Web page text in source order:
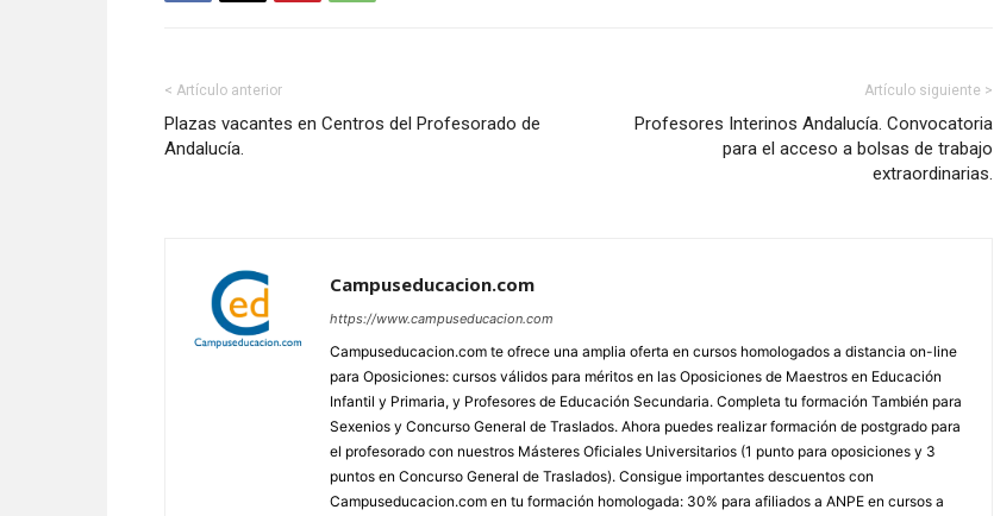
< Artículo anterior
Plazas vacantes en Centros del Profesorado de
Andalucía.
Artículo siguiente >
Profesores Interinos Andalucía. Convocatoria
para el acceso a bolsas de trabajo
extraordinarias.
Campuseducacion.com
https://www.campuseducacion.com
Campuseducacion.com te ofrece una amplia oferta en cursos homologados a distancia on-line
para Oposiciones: cursos válidos para méritos en las Oposiciones de Maestros en Educación
Infantil y Primaria, y Profesores de Educación Secundaria. Completa tu formación También para
Sexenios y Concurso General de Traslados. Ahora puedes realizar formación de postgrado para
el profesorado con nuestros Másteres Oficiales Universitarios (1 punto para oposiciones y 3
puntos en Concurso General de Traslados). Consigue importantes descuentos con
Campuseducacion.com en tu formación homologada: 30% para afiliados a ANPE en cursos a